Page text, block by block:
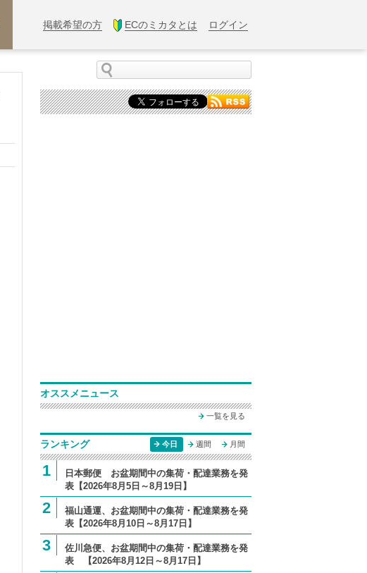
掲載希望の方 ECのミカタとは ログイン
オススメニュース
一覧を見る
ランキング 今日 週間 月間
1
日本郵便 お盆期間中の集荷・配達業務を発
表【2026年8月5日～8月19日】
2
福山通運、お盆期間中の集荷・配達業務を発
表【2026年8月10日～8月17日】
3
佐川急便、お盆期間中の集荷・配達業務を発
表 【2026年8月12日～8月17日】